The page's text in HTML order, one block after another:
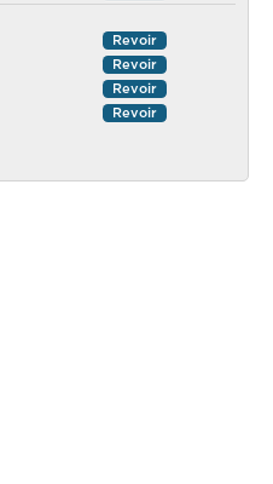
Revoir
Revoir
Revoir
Revoir